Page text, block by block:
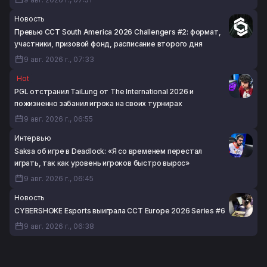
Новость
Превью CCT South America 2026 Challengers #2: формат,
участники, призовой фонд, расписание второго дня
9 авг. 2026 г., 07:33
Hot
PGL отстранил TaiLung от The International 2026 и
пожизненно забанил игрока на своих турнирах
9 авг. 2026 г., 06:55
Интервью
Saksa об игре в Deadlock: «Я со временем перестал
играть, так как уровень игроков быстро вырос»
9 авг. 2026 г., 06:45
Новость
CYBERSHOKE Esports выиграла CCT Europe 2026 Series #6
9 авг. 2026 г., 06:38